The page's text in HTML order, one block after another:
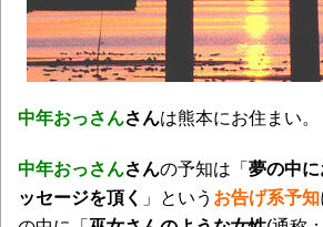
中年おっさんさんは熊本にお住まい。
中年おっさんさんの予知は「 夢の中
ッセージを頂く 」という お告げ系予知